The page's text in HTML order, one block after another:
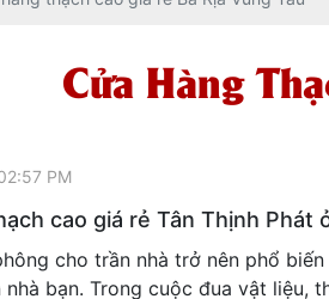
Cửa Hàng
PM
cao giá rẻ Tân Thịnh Phát
cho trần nhà trở nên phổ
bạn. Trong cuộc đua vật liệu,